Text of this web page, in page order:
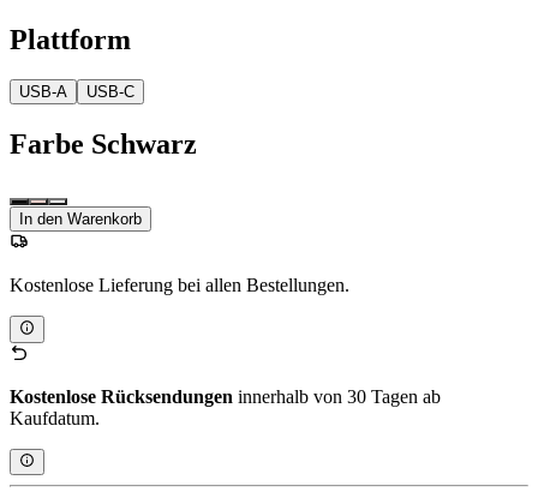
Plattform
USB-A USB-C
Farbe Schwarz
In den Warenkorb
Kostenlose Lieferung bei allen Bestellungen.
Kostenlose Rücksendungen innerhalb von 30 Tagen ab
Kaufdatum.